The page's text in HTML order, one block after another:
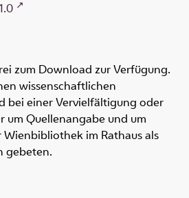
zum Download zur Verfügung.
wissenschaftlichen
bei einer Vervielfältigung oder
um Quellenangabe und um
im Rathaus als
gebeten.